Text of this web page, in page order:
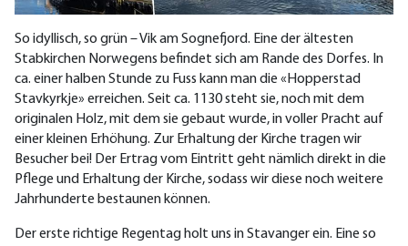
So idyllisch, so grün – Vik am Sognefjord. Eine der ältesten
Stabkirchen Norwegens befindet sich am Rande des Dorfes. In
ca. einer halben Stunde zu Fuss kann man die «Hopperstad
Stavkyrkje» erreichen. Seit ca. 1130 steht sie, noch mit dem
originalen Holz, mit dem sie gebaut wurde, in voller Pracht auf
einer kleinen Erhöhung. Zur Erhaltung der Kirche tragen wir
Besucher bei! Der Ertrag vom Eintritt geht nämlich direkt in die
Pflege und Erhaltung der Kirche, sodass wir diese noch weitere
Jahrhunderte bestaunen können.
Der erste richtige Regentag holt uns in Stavanger ein. Eine so